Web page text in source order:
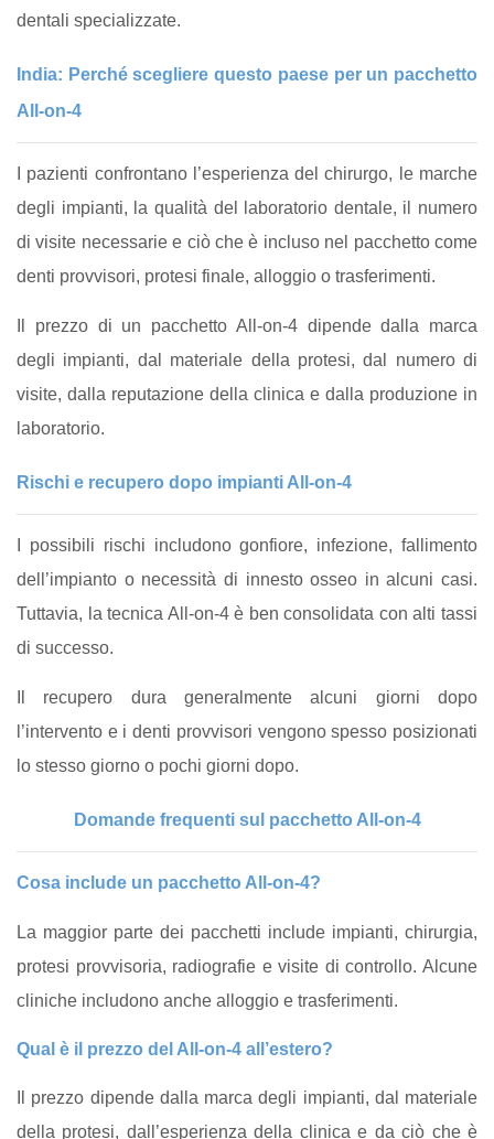
dentali specializzate.
India: Perché scegliere questo paese per un pacchetto
All-on-4
I pazienti confrontano l’esperienza del chirurgo, le marche
degli impianti, la qualità del laboratorio dentale, il numero
di visite necessarie e ciò che è incluso nel pacchetto come
denti provvisori, protesi finale, alloggio o trasferimenti.
Il prezzo di un pacchetto All-on-4 dipende dalla marca
degli impianti, dal materiale della protesi, dal numero di
visite, dalla reputazione della clinica e dalla produzione in
laboratorio.
Rischi e recupero dopo impianti All-on-4
I possibili rischi includono gonfiore, infezione, fallimento
dell’impianto o necessità di innesto osseo in alcuni casi.
Tuttavia, la tecnica All-on-4 è ben consolidata con alti tassi
di successo.
Il recupero dura generalmente alcuni giorni dopo
l’intervento e i denti provvisori vengono spesso posizionati
lo stesso giorno o pochi giorni dopo.
Domande frequenti sul pacchetto All-on-4
Cosa include un pacchetto All-on-4?
La maggior parte dei pacchetti include impianti, chirurgia,
protesi provvisoria, radiografie e visite di controllo. Alcune
cliniche includono anche alloggio e trasferimenti.
Qual è il prezzo del All-on-4 all’estero?
Il prezzo dipende dalla marca degli impianti, dal materiale
della protesi, dall’esperienza della clinica e da ciò che è